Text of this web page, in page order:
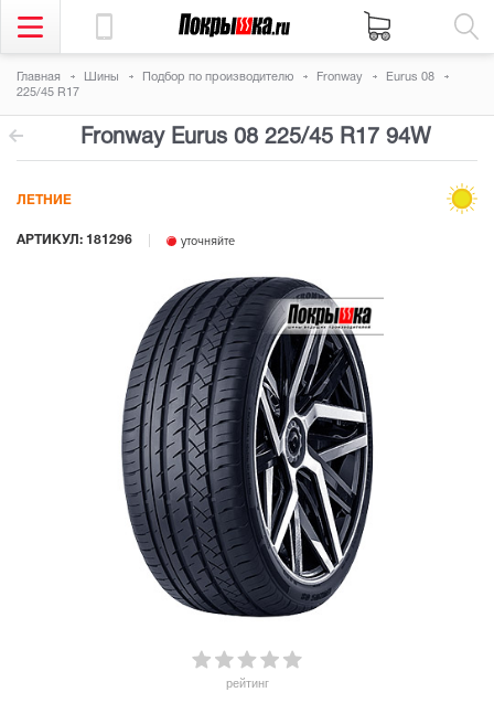
Главная Шины Подбор по производителю Fronway
Eurus 08
225/45 R17
Fronway Eurus 08 225/45 R17 94W
рейтинг
АРТИКУЛ: 181296 уточняйте
ЛЕТНИЕ